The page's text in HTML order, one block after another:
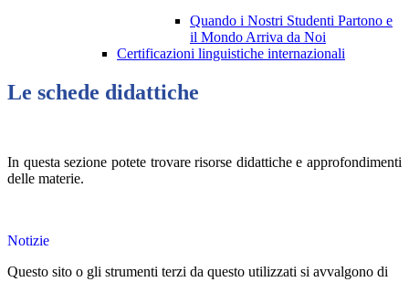
Quando i Nostri Studenti Partono e
il Mondo Arriva da Noi
Certificazioni linguistiche internazionali
Le schede didattiche
In questa sezione potete trovare risorse didattiche e approfondimenti
delle materie.
Notizie
Questo sito o gli strumenti terzi da questo utilizzati si avvalgono di